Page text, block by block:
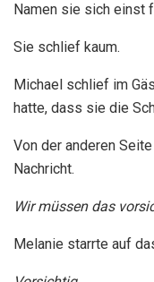
Namen sie sich einst
Sie schlief kaum.
Michael schlief im
hatte, dass sie die
Von der anderen
Nachricht.
Wir müssen das
Melanie starrte auf